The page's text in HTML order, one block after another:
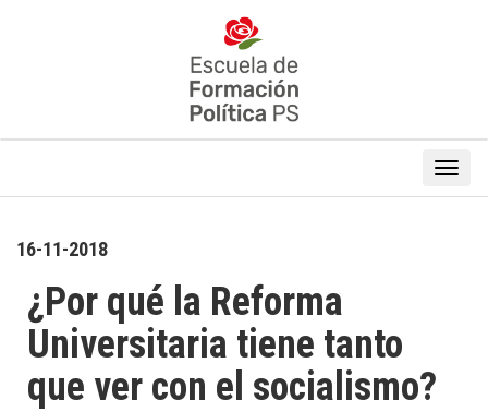
16-11-2018
¿Por qué la Reforma
Universitaria tiene tanto
que ver con el socialismo?